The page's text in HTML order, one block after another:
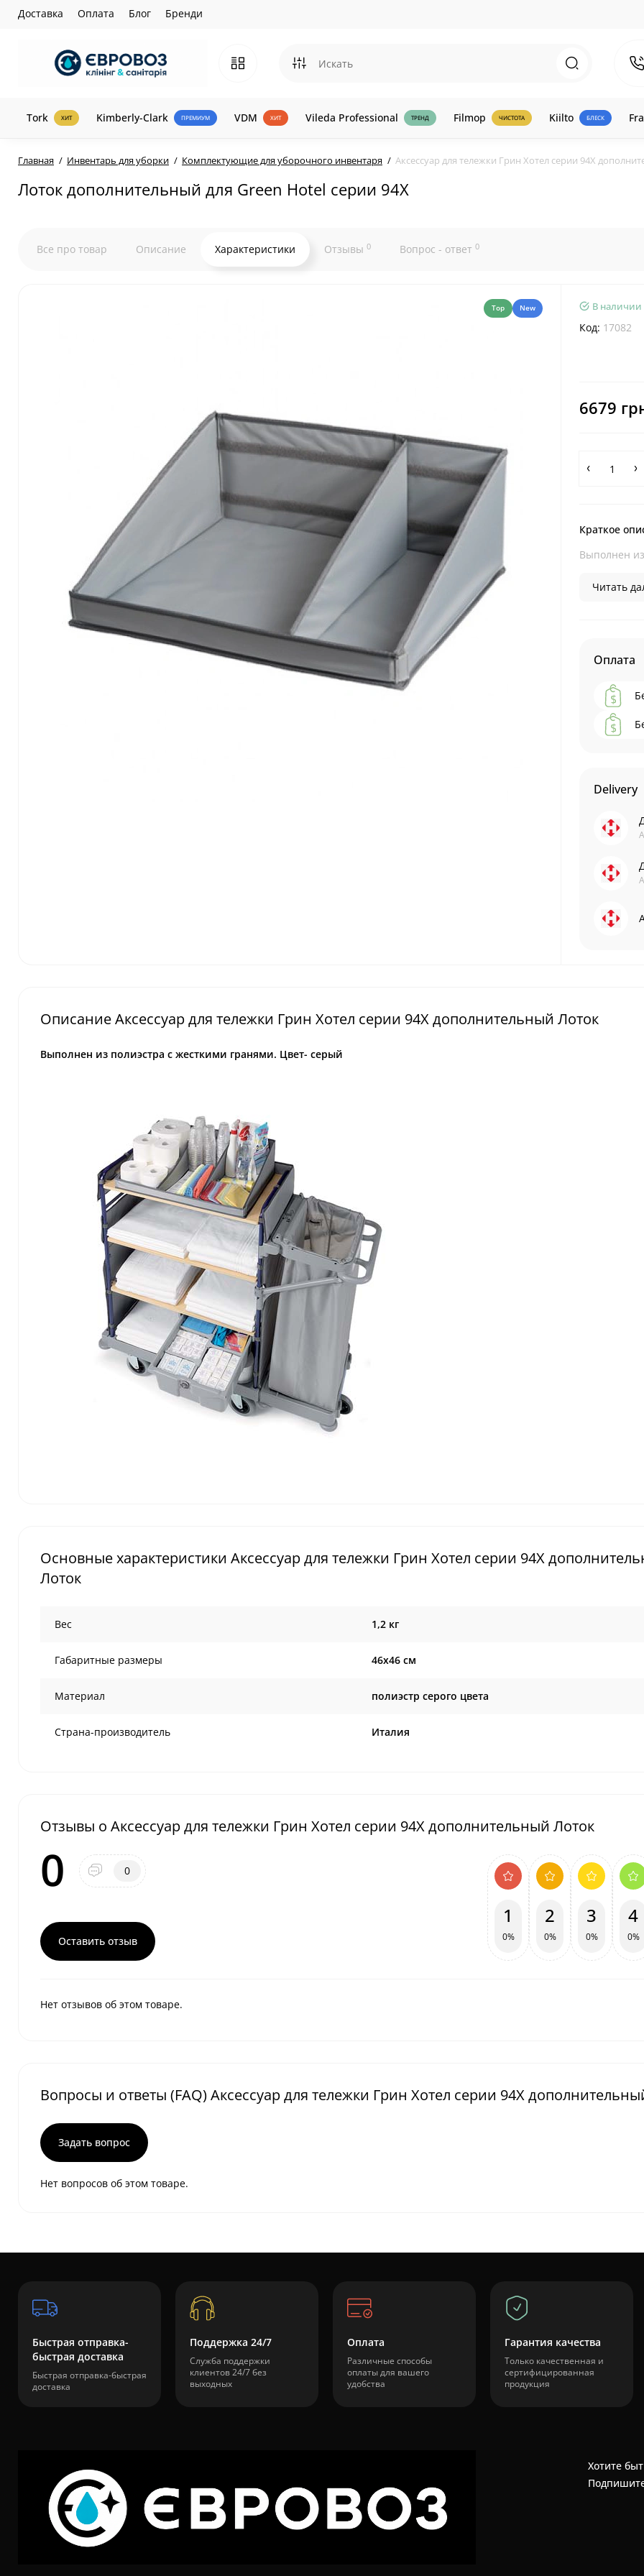
Доставка Оплата Блог Бренди
Tork ХИТ Kimberly-Clark ПРЕМИУМ VDM ХИТ Vileda Professional ТРЕНД Filmop ЧИСТОТА Kiilto БЛЕСК
Главная Инвентарь для уборки Комплектующие для уборочного инвентаря Аксессуар для тележки Грин Хотел серии 94X
Лоток дополнительный для Green Hotel серии 94X
Все про товар Описание Характеристики Отзывы 0 Вопрос - ответ 0
Top New В наличии
Код: 17082
6679
Краткое
Выполнен
Читать
Оплата
Delivery
Описание Аксессуар для тележки Грин Хотел серии 94X дополнительный Лоток
Выполнен из полиэстра с жесткими гранями. Цвет- серый
Основные характеристики Аксессуар для тележки Грин Хотел серии 94X
Лоток
Вес 1,2 кг
Габаритные размеры 46х46 см
Материал полиэстр серого цвета
Страна-производитель Италия
Отзывы о Аксессуар для тележки Грин Хотел серии 94X дополнительный Лоток
0 0
Оставить отзыв
1
0%
2
0%
3
0%
4
0%
Нет отзывов об этом товаре.
Вопросы и ответы (FAQ) Аксессуар для тележки Грин Хотел серии 94X
Задать вопрос
Нет вопросов об этом товаре.
Быстрая отправка-
быстрая доставка
Быстрая отправка-быстрая
доставка
Поддержка 24/7
Служба поддержки
клиентов 24/7 без
выходных
Оплата
Различные способы
оплаты для вашего
удобства
Гарантия качества
Только качественная и
сертифицированная
продукция
Хотите